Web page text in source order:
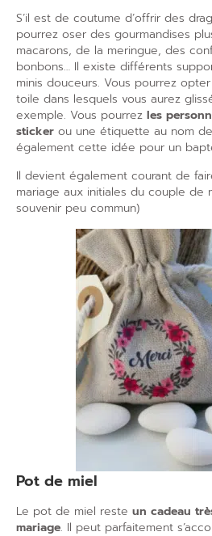
S’il est de coutume d’offrir des
pourrez oser des gourmandises
macarons, de la meringue, des
bonbons… Il existe différents
minis douceurs. Vous pourrez
toile dans lesquels vous aurez
exemple. Vous pourrez les
sticker ou une étiquette au nom
également cette idée pour un
Il devient également courant de
mariage aux initiales du couple de
souvenir peu commun)
Pot de miel
Le pot de miel reste un cadeau
mariage. Il peut parfaitement